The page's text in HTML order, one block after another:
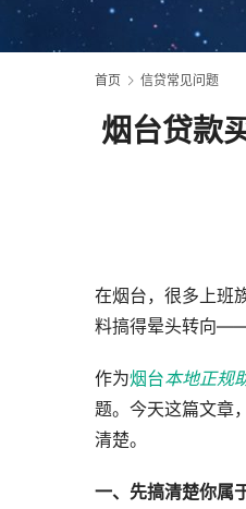
首页 信贷常见问题
烟台贷款
在烟台，很多上班
料搞得晕头转向——
作为烟台本地正规
题。今天这篇文章
清楚。
一、先搞清楚你属